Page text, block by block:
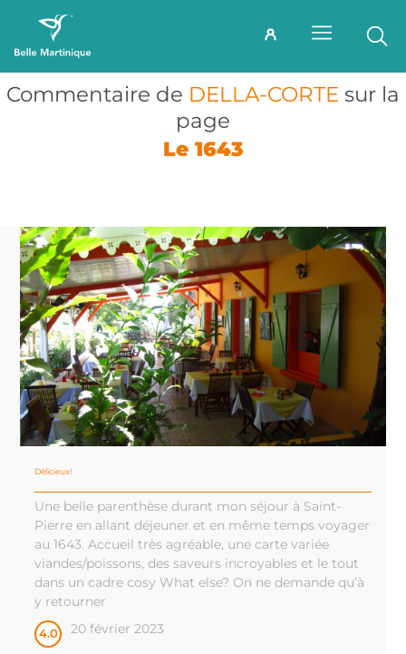
Commentaire de DELLA-CORTE sur la
page
Le 1643
Délicieux!
Une belle parenthèse durant mon séjour à Saint-
Pierre en allant déjeuner et en même temps voyager
au 1643. Accueil très agréable, une carte variée
viandes/poissons, des saveurs incroyables et le tout
dans un cadre cosy What else? On ne demande qu’à
y retourner
4.0 20 février 2023